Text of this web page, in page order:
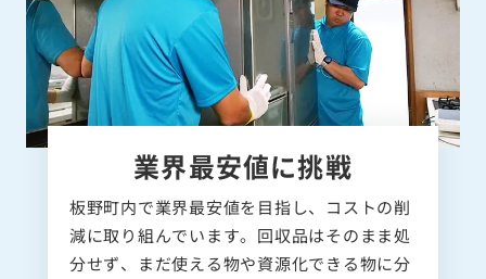
業界最安値に挑戦
板野町内で業界最安値を目指し、コストの削
減に取り組んでいます。回収品はそのまま処
分せず、まだ使える物や資源化できる物に分